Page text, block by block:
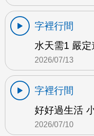
字裡行間
水天需1 嚴定
2026/07/13
字裡行間
好好過生活
2026/07/10